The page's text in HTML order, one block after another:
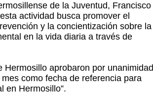
de la Juventud, Francisco
actividad busca promover el
y la concientización sobre la
en la vida diaria a través de
Hermosillo aprobaron por unanimidad
como fecha de referencia para
en Hermosillo”.